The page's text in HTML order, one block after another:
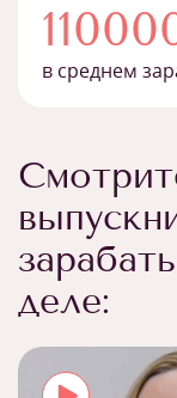
в среднем
деле: